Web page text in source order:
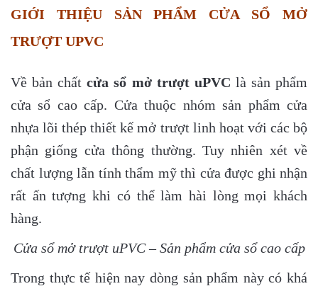
GIỚI THIỆU SẢN PHẨM CỬA SỔ MỞ
TRƯỢT UPVC
Về bản chấtcửa sổ mở trượt uPVC là sản phẩm
cửa sổ cao cấp. Cửa thuộc nhóm sản phẩm cửa
nhựa lõi thép thiết kế mở trượt linh hoạt với các bộ
phận giống cửa thông thường. Tuy nhiên xét về
chất lượng lẫn tính thẩm mỹ thì cửa được ghi nhận
rất ấn tượng khi có thể làm hài lòng mọi khách
hàng.
Cửa sổ mở trượt uPVC – Sản phẩm cửa sổ cao cấp
Trong thực tế hiện nay dòng sản phẩm này có khá